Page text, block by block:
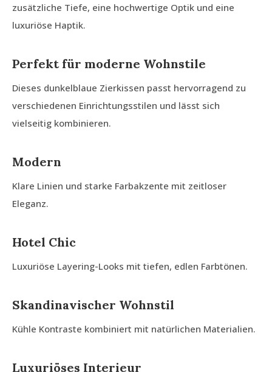
zusätzliche Tiefe, eine hochwertige Optik und eine
luxuriöse Haptik.
Perfekt für moderne Wohnstile
Dieses dunkelblaue Zierkissen passt hervorragend zu
verschiedenen Einrichtungsstilen und lässt sich
vielseitig kombinieren.
Modern
Klare Linien und starke Farbakzente mit zeitloser
Eleganz.
Hotel Chic
Luxuriöse Layering-Looks mit tiefen, edlen Farbtönen.
Skandinavischer Wohnstil
Kühle Kontraste kombiniert mit natürlichen Materialien.
Luxuriöses Interieur